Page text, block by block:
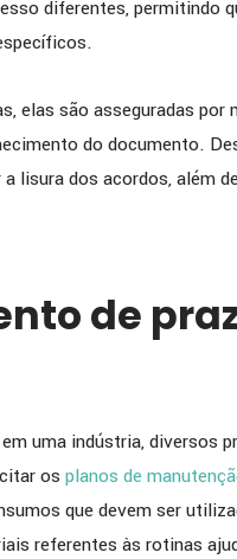
diferentes, permitindo
elas são asseguradas
do documento.
lisura dos acordos, além
de
uma indústria, diversos
os planos de
que devem ser
referentes às rotinas